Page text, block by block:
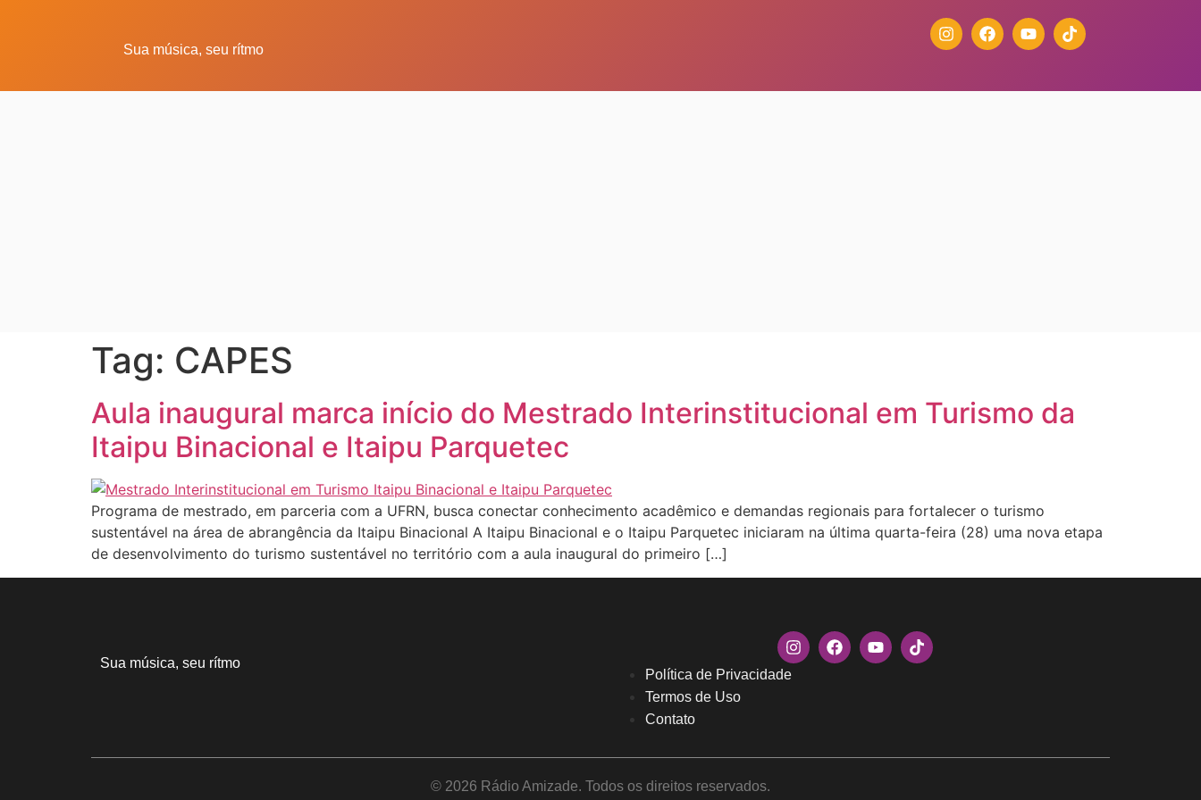
Sua música, seu rítmo
Tag: CAPES
Aula inaugural marca início do Mestrado Interinstitucional em Turismo da
Itaipu Binacional e Itaipu Parquetec
Programa de mestrado, em parceria com a UFRN, busca conectar conhecimento acadêmico e demandas regionais para fortalecer o turismo
sustentável na área de abrangência da Itaipu Binacional A Itaipu Binacional e o Itaipu Parquetec iniciaram na última quarta-feira (28) uma nova etapa
de desenvolvimento do turismo sustentável no território com a aula inaugural do primeiro […]
Sua música, seu rítmo
Política de Privacidade
Termos de Uso
Contato
© 2026 Rádio Amizade. Todos os direitos reservados.